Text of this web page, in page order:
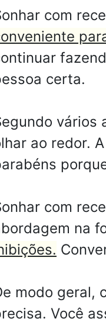
com
certa.
vários
ao redor.
com
na
modo geral,
Você